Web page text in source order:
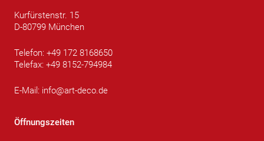
Kurfürstenstr. 15
D-80799 München
Telefon: +49 172 8168650
Telefax: +49 8152-794984
E-Mail: info@art-deco.de
Öffnungszeiten